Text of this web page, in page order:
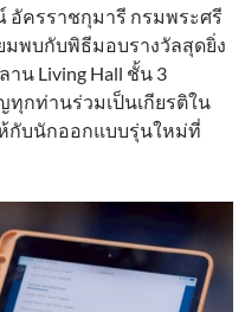
อัครราชกุมารี กรมพระศรี
มพบกับพิธีมอบรางวัลสุดยิ่ง
น Living Hall ชั้น 3
กท่านร่วมเป็นเกียรติใน
กับนักออกแบบรุ่นใหม่ที่